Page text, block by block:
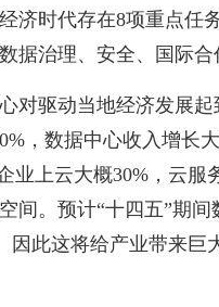
济时代存在8项重点任
据治理、安全、国际合
对驱动当地经济发展
，数据中心收入增长
业上云大概30%，云服
间。预计“十四五”期
因此这将给产业带来